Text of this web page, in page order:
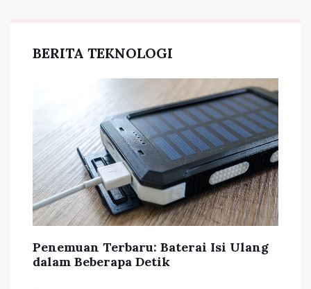
BERITA TEKNOLOGI
Penemuan Terbaru: Baterai Isi Ulang
dalam Beberapa Detik